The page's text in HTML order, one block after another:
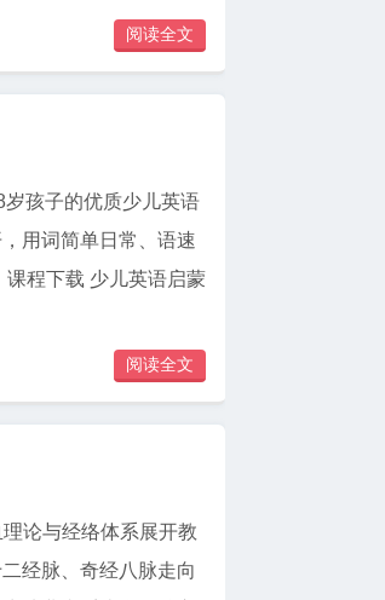
阅读全文
孩子的优质少儿英语
用词简单日常、语速
阅读全文
论与经络体系展开教
经脉、奇经八脉走向